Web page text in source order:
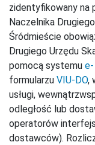
zidentyfikowany na
Naczelnika
Śródmieście
Drugiego Urzędu
pomocą systemu
formularzu VIU-DO,
usługi,
odległość lub
operatorów
dostawców).